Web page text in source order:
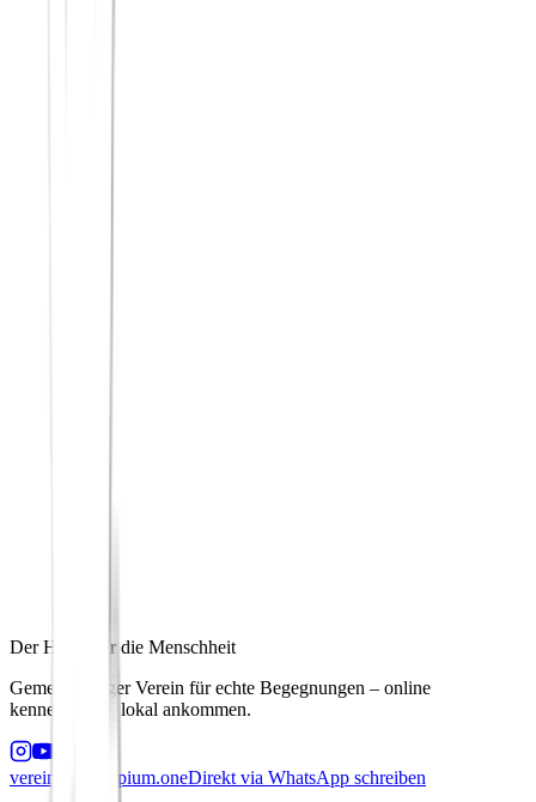
Der Hafen für die Menschheit
Gemeinnütziger Verein für echte Begegnungen – online
kennenlernen, lokal ankommen.
verein@principium.oneDirekt via WhatsApp schreiben